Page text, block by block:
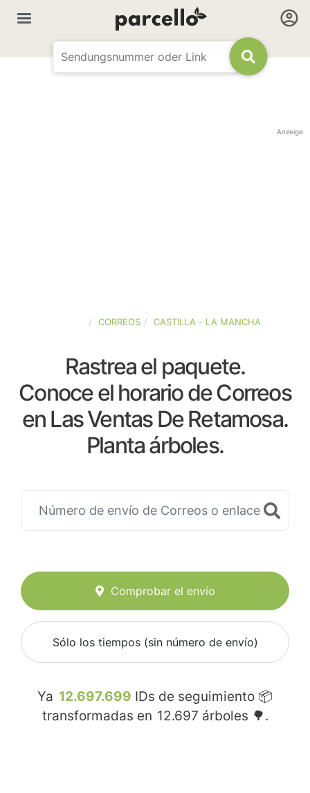
Anzeige
CORREOS CASTILLA - LA MANCHA
Rastrea el paquete.
Conoce el horario de Correos
en Las Ventas De Retamosa.
Planta árboles.
Comprobar el envío
Sólo los tiempos (sin número de envío)
Ya 12.697.699 IDs de seguimiento 📦
transformadas en 12.697 árboles 🌳.